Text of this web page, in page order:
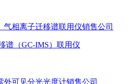
谱（GC-IMS）联用仪